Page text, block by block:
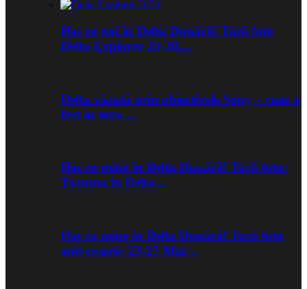
Hai cu noi în Delta Dunării! Tură foto
Delta Explorer 25-28…
Delta văzută prin obiectivele Sony – cum a
fost în tura…
Hai cu mine în Delta Dunării! Tură foto:
Toamna în Delta…
Hai cu mine în Delta Dunării! Tură foto
aniversară: 23-27 Mai…